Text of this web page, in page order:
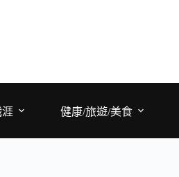
涯 健康/旅遊/美食